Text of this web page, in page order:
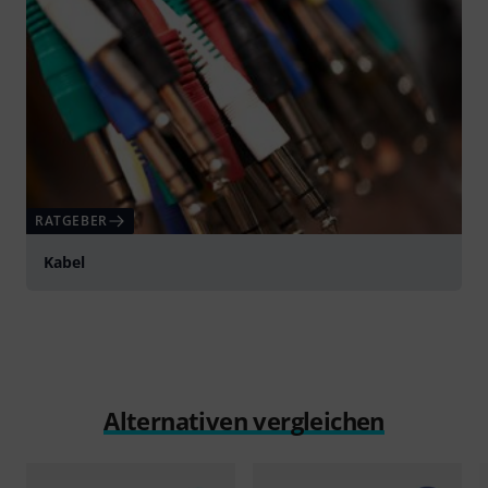
RATGEBER
Kabel
Alternativen vergleichen